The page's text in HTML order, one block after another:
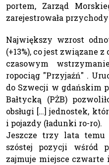
portem, Zarząd
zarejestrowała
Największy wzrost
(+13%), co jest
czasowym
ropociąg "Przyjaźń" .
do Szwecji w gdańskim
Bałtycką (PŻB)
obsługi […] jednostek,
i pojazdy (ładunki ro-ro).
Jeszcze trzy lata temu
szóstej pozycji wśród
zajmuje miejsce czwarte